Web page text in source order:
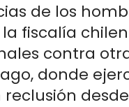
de los
fiscalía
contra
donde